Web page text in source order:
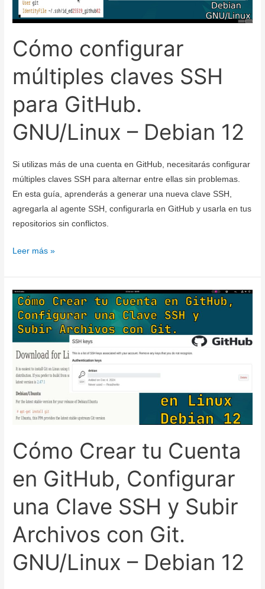
Cómo configurar
múltiples claves SSH
para GitHub.
GNU/Linux – Debian 12
Si utilizas más de una cuenta en GitHub, necesitarás configurar
múltiples claves SSH para alternar entre ellas sin problemas.
En esta guía, aprenderás a generar una nueva clave SSH,
agregarla al agente SSH, configurarla en GitHub y usarla en tus
repositorios sin conflictos.
Cómo
múltiples
claves
SSH
para
GNU/Linux
–
Debian
12
Leer más »
Cómo Crear tu Cuenta
en GitHub, Configurar
una Clave SSH y Subir
Archivos con Git.
GNU/Linux – Debian 12